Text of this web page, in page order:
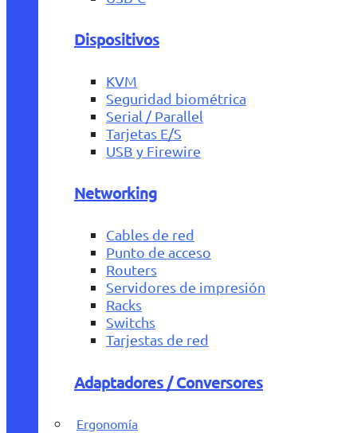
Dispositivos
KVM
Seguridad biométrica
Serial / Parallel
Tarjetas E/S
USB y Firewire
Networking
Cables de red
Punto de acceso
Routers
Servidores de impresión
Racks
Switchs
Tarjestas de red
Adaptadores / Conversores
Ergonomía